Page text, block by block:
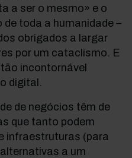
a ser o mesmo» e o
toda a humanidade –
obrigados a largar
por um cataclismo. E
incontornável
digital.
de negócios têm de
que tanto podem
infraestruturas (para
a um